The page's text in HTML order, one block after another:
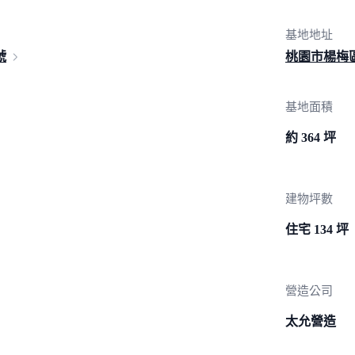
基地地址
桃園市楊梅
基地面積
約 364 坪
建物坪數
住宅 134 坪
營造公司
太允營造